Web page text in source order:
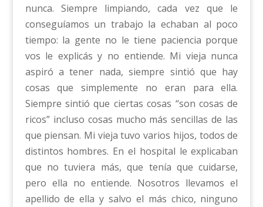
nunca. Siempre limpiando, cada vez que le
conseguíamos un trabajo la echaban al poco
tiempo: la gente no le tiene paciencia porque
vos le explicás y no entiende. Mi vieja nunca
aspiró a tener nada, siempre sintió que hay
cosas que simplemente no eran para ella.
Siempre sintió que ciertas cosas “son cosas de
ricos” incluso cosas mucho más sencillas de las
que piensan. Mi vieja tuvo varios hijos, todos de
distintos hombres. En el hospital le explicaban
que no tuviera más, que tenía que cuidarse,
pero ella no entiende. Nosotros llevamos el
apellido de ella y salvo el más chico, ninguno